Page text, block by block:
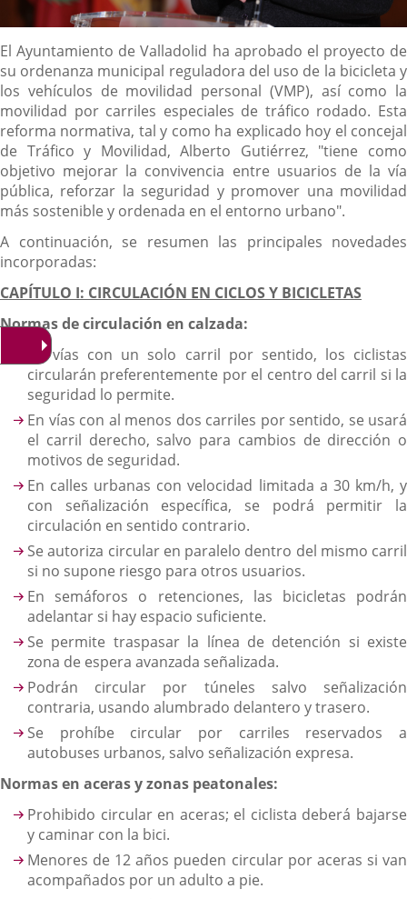
Descripción
El Ayuntamiento de Valladolid ha aprobado el proyecto de
su ordenanza municipal reguladora del uso de la bicicleta y
los vehículos de movilidad personal (VMP), así como la
movilidad por carriles especiales de tráfico rodado. Esta
reforma normativa, tal y como ha explicado hoy el concejal
de Tráfico y Movilidad, Alberto Gutiérrez, "tiene como
objetivo mejorar la convivencia entre usuarios de la vía
pública, reforzar la seguridad y promover una movilidad
más sostenible y ordenada en el entorno urbano".
A continuación, se resumen las principales novedades
incorporadas:
CAPÍTULO I: CIRCULACIÓN EN CICLOS Y BICICLETAS
Normas de circulación en calzada:
En vías con un solo carril por sentido, los ciclistas
circularán preferentemente por el centro del carril si la
seguridad lo permite.
En vías con al menos dos carriles por sentido, se usará
el carril derecho, salvo para cambios de dirección o
motivos de seguridad.
En calles urbanas con velocidad limitada a 30 km/h, y
con señalización específica, se podrá permitir la
circulación en sentido contrario.
Se autoriza circular en paralelo dentro del mismo carril
si no supone riesgo para otros usuarios.
En semáforos o retenciones, las bicicletas podrán
adelantar si hay espacio suficiente.
Se permite traspasar la línea de detención si existe
zona de espera avanzada señalizada.
Podrán circular por túneles salvo señalización
contraria, usando alumbrado delantero y trasero.
Se prohíbe circular por carriles reservados a
autobuses urbanos, salvo señalización expresa.
Normas en aceras y zonas peatonales:
Prohibido circular en aceras; el ciclista deberá bajarse
y caminar con la bici.
Menores de 12 años pueden circular por aceras si van
acompañados por un adulto a pie.